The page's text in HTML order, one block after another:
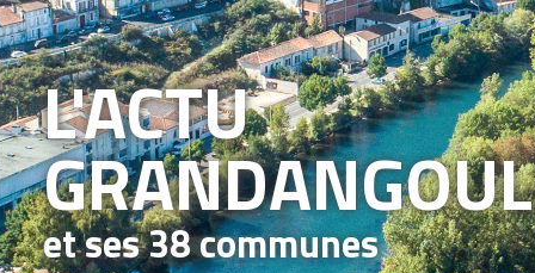
L'ACTU
GRAND
et ses 38 communes